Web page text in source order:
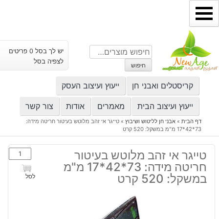
דילוג
לתוכן
חיפוש
עבור:
חיפוש
יש לך בסל 0 פריטים
לצפיה בסל
קריסטלים ואבני חן ייעוץ ועיצוב העסק
ייעוץ ועיצוב הבית מאמרים אודות צור קשר
דף הבית» אבני חן לליטוש ושיבוץ» טייגר אי זהב מלוטש בעיטור חריטה מידה:
73*42*17 מ"מ במשקל: 520 קרט
טייגר אי זהב מלוטש בעיטור
חריטה מידה: 73*42*17 מ"מ
במשקל: 520 קרט
כמות
של
טייגר
לסל